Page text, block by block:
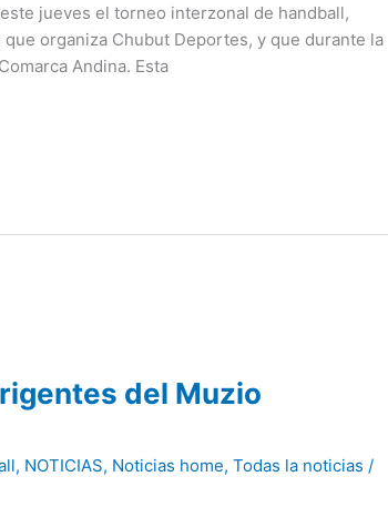
jueves el torneo interzonal de handball,
organiza Chubut Deportes, y que durante la
Andina. Esta
del Muzio
, NOTICIAS, Noticias home,Todas la noticias /